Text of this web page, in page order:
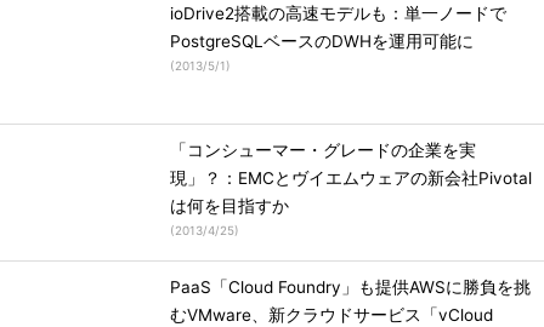
ioDrive2搭載の高速モデルも：単一ノードで
PostgreSQLベースのDWHを運用可能に
(2013/5/1)
「コンシューマー・グレードの企業を実
現」？：EMCとヴイエムウェアの新会社Pivotal
は何を目指すか
(2013/4/25)
PaaS「Cloud Foundry」も提供AWSに勝負を挑
むVMware、新クラウドサービス「vCloud